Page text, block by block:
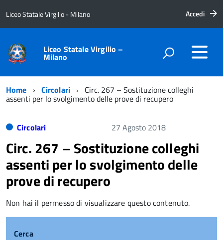
Liceo Statale Virgilio - Milano Accedi
Liceo Statale Virgilio –
Milano
Home Circolari Circ. 267 – Sostituzione colleghi
assenti per lo svolgimento delle prove di recupero
Circolari 27 Agosto 2018
Circ. 267 – Sostituzione colleghi
assenti per lo svolgimento delle
prove di recupero
Non hai il permesso di visualizzare questo contenuto.
Cerca